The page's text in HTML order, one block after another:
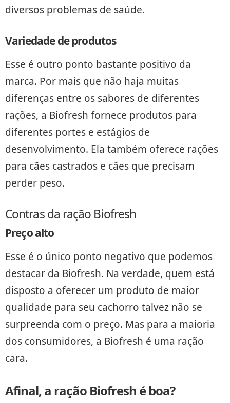
diversos problemas de saúde.
Variedade de produtos
Esse é outro ponto bastante positivo da
marca. Por mais que não haja muitas
diferenças entre os sabores de diferentes
rações, a Biofresh fornece produtos para
diferentes portes e estágios de
desenvolvimento. Ela também oferece rações
para cães castrados e cães que precisam
perder peso.
Contras da ração Biofresh
Preço alto
Esse é o único ponto negativo que podemos
destacar da Biofresh. Na verdade, quem está
disposto a oferecer um produto de maior
qualidade para seu cachorro talvez não se
surpreenda com o preço. Mas para a maioria
dos consumidores, a Biofresh é uma ração
cara.
Afinal, a ração Biofresh é boa?